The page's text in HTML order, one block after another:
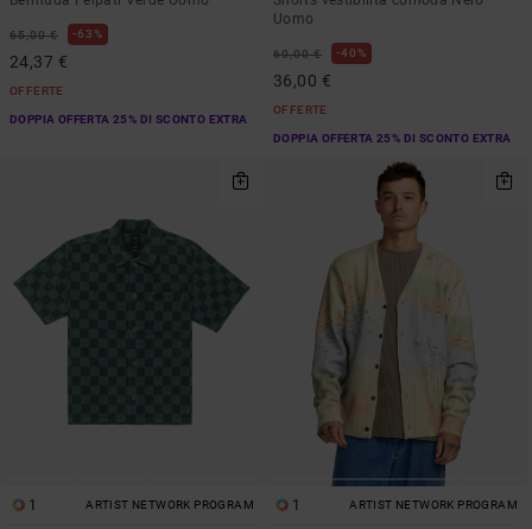
65,00 € 63%
24,37 €
OFFERTE
DOPPIA OFFERTA 25% DI SCONTO EXTRA
Uomo
60,00 € 40%
36,00 €
OFFERTE
DOPPIA OFFERTA 25% DI SCONTO EXTRA
1 ARTIST NETWORK PROGRAM 1 ARTIST NETWORK PROGRAM